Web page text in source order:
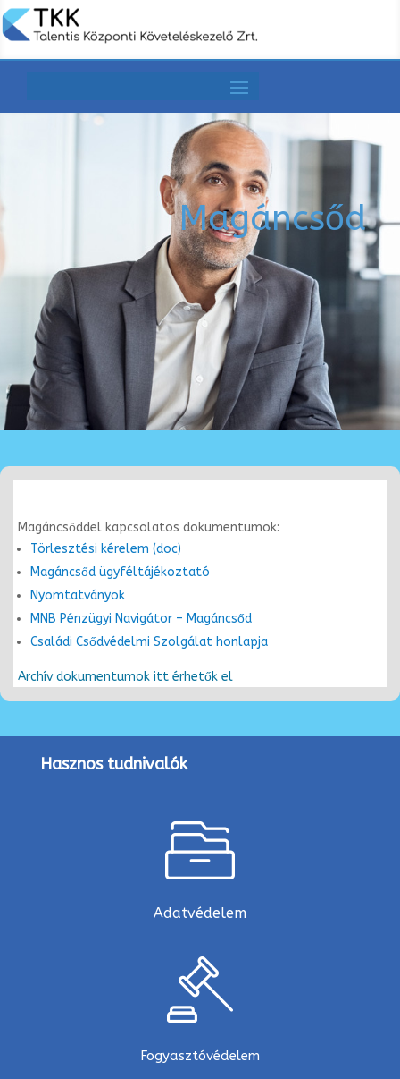
Magáncsőd
Magáncsőddel kapcsolatos dokumentumok:
Törlesztési kérelem (doc)
Magáncsőd ügyféltájékoztató
Nyomtatványok
MNB Pénzügyi Navigátor – Magáncsőd
Családi Csődvédelmi Szolgálat honlapja
Archív dokumentumok itt érhetők el
Hasznos tudnivalók
Adatvédelem
Fogyasztóvédelem